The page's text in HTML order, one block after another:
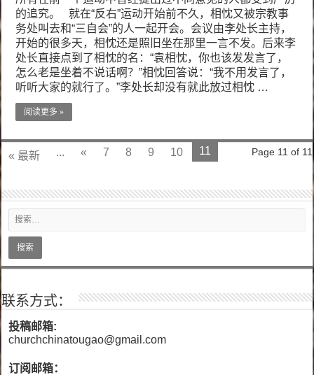
的追究。 就在“反右”运动开始前不久，相忱又被宗教事
务处叫去和“三自会”的人一起开会。会议由李处长主持，
开始的很多天，相忱还是照旧坐在那里一言不发。后来李
处长直接点到了相忱的名：“袁相忱，你也该发发言了，
怎么老是坐着不说话啊？”相忱回答说：“我不用发言了，
听听大家的就行了。”李处长却没有就此放过相忱 …
阅读更多 »
Page 11 of 11
« 最新 ... « 7 8 9 10 11
联系方式：
投稿邮箱:
churchchinatougao@gmail.com
订阅邮箱：